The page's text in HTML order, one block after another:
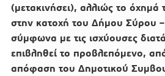
(μετακινήσει), αλλιώς το όχημά
στην κατοχή του Δήμου Σύρου
σύμφωνα με τις ισχύουσες
επιβληθεί το προβλεπόμενο,
απόφαση του Δημοτικού